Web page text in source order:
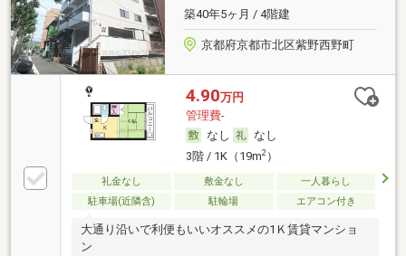
築40年5ヶ月 / 4階建
京都府京都市北区紫野西野町
4.90万円
管理費-
なし
なし
3階 / 1K（19m2）
礼金なし 敷金なし
一人暮らし
駐車場(近隣含)
駐輪場 エアコン付き
大通り沿いで利便もいいオススメの1Ｋ賃貸マンショ
ン